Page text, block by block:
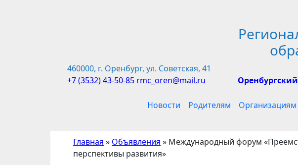
460000, г. Оренбург, ул. Советская, 41
+7 (3532) 43-50-85 rmc_oren@mail.ru
Новости Родителям Организациям
Главная » Объявления » Международный форум
перспективы развития»